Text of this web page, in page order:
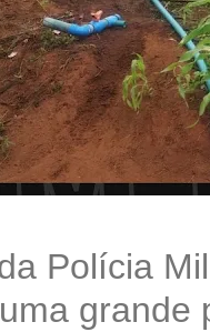
Polícia
grande